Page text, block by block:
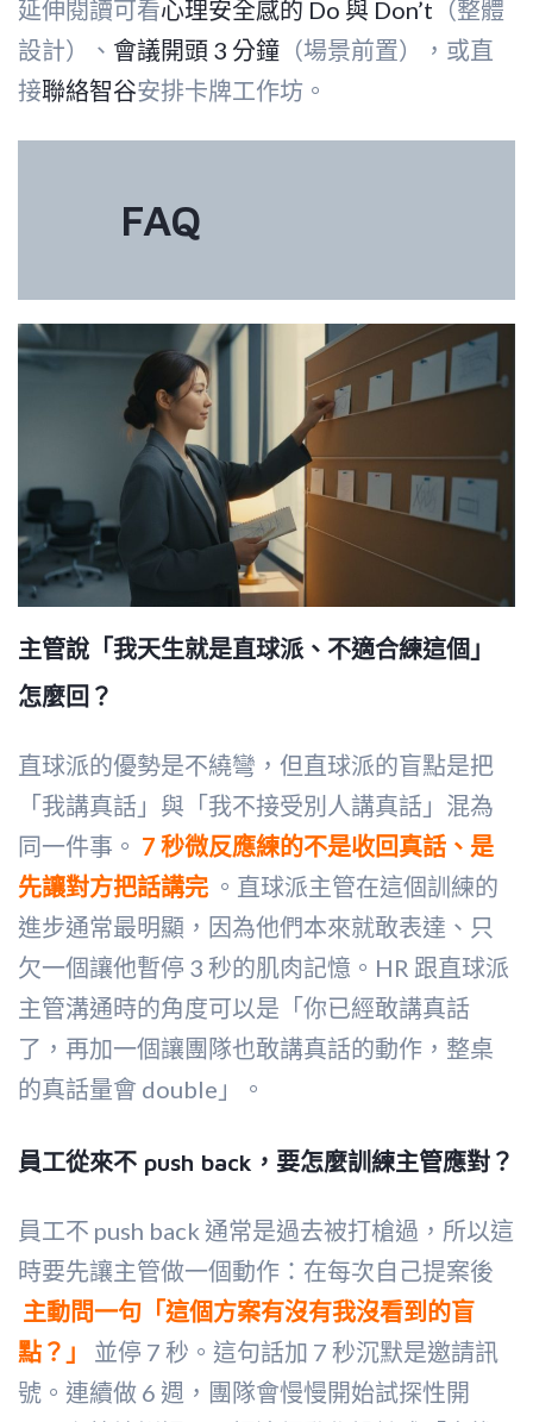
延伸閱讀可看心理安全感的 Do 與 Don’t （整體
設計）、 會議開頭 3 分鐘 （場景前置），或直
接聯絡智谷安排卡牌工作坊。
FAQ
主管說「我天生就是直球派、不適合練這個」
怎麼回？
直球派的優勢是不繞彎，但直球派的盲點是把
「我講真話」與「我不接受別人講真話」混為
同一件事。 7 秒微反應練的不是收回真話、是
先讓對方把話講完 。直球派主管在這個訓練的
進步通常最明顯，因為他們本來就敢表達、只
欠一個讓他暫停 3 秒的肌肉記憶。HR 跟直球派
主管溝通時的角度可以是「你已經敢講真話
了，再加一個讓團隊也敢講真話的動作，整桌
的真話量會 double」。
員工從來不 push back，要怎麼訓練主管應對？
員工不 push back 通常是過去被打槍過，所以這
時要先讓主管做一個動作：在每次自己提案後
主動問一句「這個方案有沒有我沒看到的盲
點？」
並停 7 秒。這句話加 7 秒沉默是邀請訊
號。連續做 6 週，團隊會慢慢開始試探性開